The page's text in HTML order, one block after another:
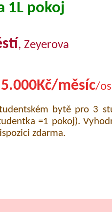
1L pokoj
, Zeyerova
5.000Kč/měsíc/
bytě pro 3
=1 pokoj).
zdarma.